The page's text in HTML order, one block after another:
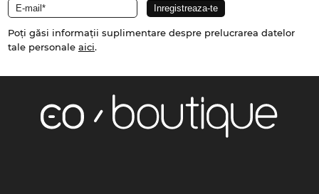
Poți găsi informații suplimentare despre prelucrarea datelor
tale personale aici.